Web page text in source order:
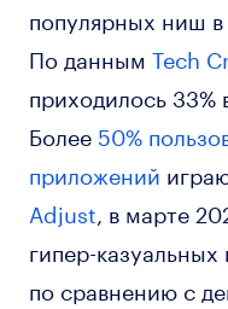
популярных ниш
По данным Tech
приходилось 33%
Более 50%
приложений
Adjust , в марте
гипер-
по сравнению с